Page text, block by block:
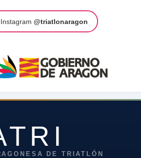
@triatlonaragon
DE TRIATLÓN